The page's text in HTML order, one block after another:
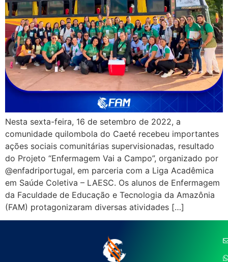
Nesta sexta-feira, 16 de setembro de 2022, a
comunidade quilombola do Caeté recebeu importantes
ações sociais comunitárias supervisionadas, resultado
do Projeto “Enfermagem Vai a Campo”, organizado por
@enfadriportugal, em parceria com a Liga Acadêmica
em Saúde Coletiva – LAESC. Os alunos de Enfermagem
da Faculdade de Educação e Tecnologia da Amazônia
(FAM) protagonizaram diversas atividades […]